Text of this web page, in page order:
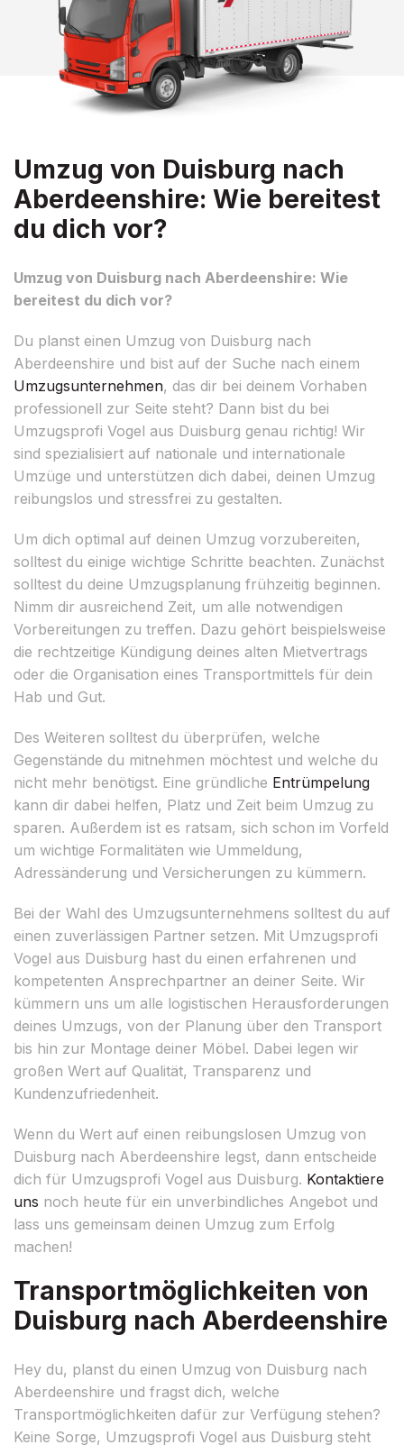
Umzug von Duisburg nach
Aberdeenshire: Wie bereitest
du dich vor?
Umzug von Duisburg nach Aberdeenshire: Wie
bereitest du dich vor?
Du planst einen Umzug von Duisburg nach
Aberdeenshire und bist auf der Suche nach einem
Umzugsunternehmen, das dir bei deinem Vorhaben
professionell zur Seite steht? Dann bist du bei
Umzugsprofi Vogel aus Duisburg genau richtig! Wir
sind spezialisiert auf nationale und internationale
Umzüge und unterstützen dich dabei, deinen Umzug
reibungslos und stressfrei zu gestalten.
Um dich optimal auf deinen Umzug vorzubereiten,
solltest du einige wichtige Schritte beachten. Zunächst
solltest du deine Umzugsplanung frühzeitig beginnen.
Nimm dir ausreichend Zeit, um alle notwendigen
Vorbereitungen zu treffen. Dazu gehört beispielsweise
die rechtzeitige Kündigung deines alten Mietvertrags
oder die Organisation eines Transportmittels für dein
Hab und Gut.
Des Weiteren solltest du überprüfen, welche
Gegenstände du mitnehmen möchtest und welche du
nicht mehr benötigst. Eine gründliche Entrümpelung
kann dir dabei helfen, Platz und Zeit beim Umzug zu
sparen. Außerdem ist es ratsam, sich schon im Vorfeld
um wichtige Formalitäten wie Ummeldung,
Adressänderung und Versicherungen zu kümmern.
Bei der Wahl des Umzugsunternehmens solltest du auf
einen zuverlässigen Partner setzen. Mit Umzugsprofi
Vogel aus Duisburg hast du einen erfahrenen und
kompetenten Ansprechpartner an deiner Seite. Wir
kümmern uns um alle logistischen Herausforderungen
deines Umzugs, von der Planung über den Transport
bis hin zur Montage deiner Möbel. Dabei legen wir
großen Wert auf Qualität, Transparenz und
Kundenzufriedenheit.
Wenn du Wert auf einen reibungslosen Umzug von
Duisburg nach Aberdeenshire legst, dann entscheide
dich für Umzugsprofi Vogel aus Duisburg. Kontaktiere
uns noch heute für ein unverbindliches Angebot und
lass uns gemeinsam deinen Umzug zum Erfolg
machen!
Transportmöglichkeiten von
Duisburg nach Aberdeenshire
Hey du, planst du einen Umzug von Duisburg nach
Aberdeenshire und fragst dich, welche
Transportmöglichkeiten dafür zur Verfügung stehen?
Keine Sorge, Umzugsprofi Vogel aus Duisburg steht